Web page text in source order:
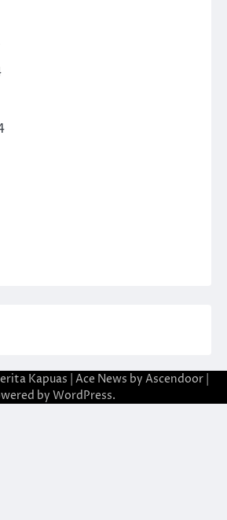
Kapuas | Ace News by Ascendoor
by WordPress.